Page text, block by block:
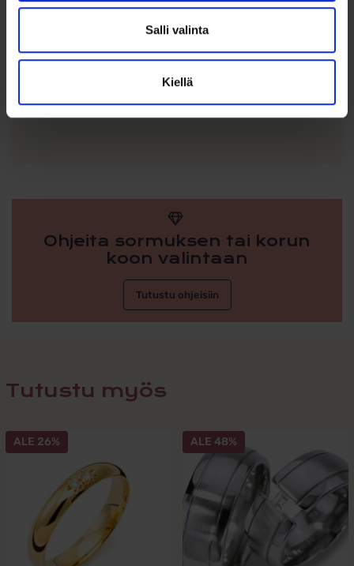
Salli valinta
Kiellä
erikoistunut erityisesti kihlasormuksiin ja timanttisormuksiin.
Sormukset ovat ensiluokkaisen laadukkaita, valmistettu
parhaista materiaaleista perinteisellä ammattitaidolla.
Sormukset valmistetaan Wienissä. Noudatamme sormuksissa
kilpailukykyiseen eurooppalaiseen hintaan, ilman välikäsien
Ohjeita sormuksen tai korun
koon valintaan
Tutustu ohjeisiin
Tutustu myös
ALE 26% ALE 48%
Tällä
tuotteella
useampi
muunnelma.
Voit
tehdä
valinnat
tuotteen